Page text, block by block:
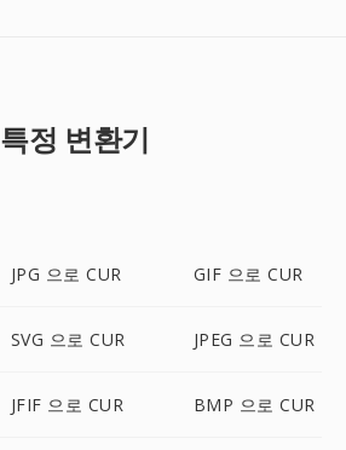
특정 변환기
JPG 으로 CUR GIF 으로 CUR
SVG 으로 CUR JPEG 으로 CUR
JFIF 으로 CUR BMP 으로 CUR